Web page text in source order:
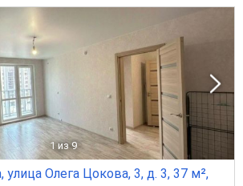
1 из 9
улица Олега Цокова, 3, д. 3, 37 м²,